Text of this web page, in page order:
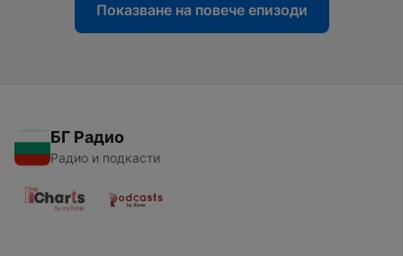
Показване на повече епизоди
БГ Радио
Радио и подкасти